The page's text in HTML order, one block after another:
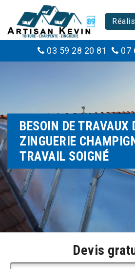
03 59 28 20 81 07
BESOIN DE TRAVAUX
ZINGUERIE
TRAVAIL SOIGNÉ
Devis